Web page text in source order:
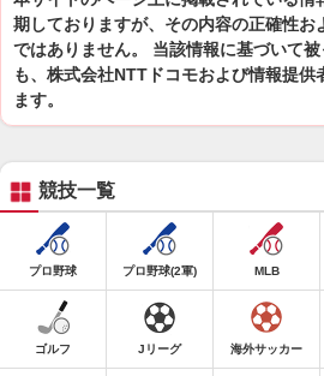
期しておりますが、その内容の正確性お
ではありません。 当該情報に基づいて
も、株式会社NTTドコモおよび情報提供
ます。
競技一覧
プロ野球 プロ野球(2軍) MLB
ゴルフ Jリーグ 海外サッカー